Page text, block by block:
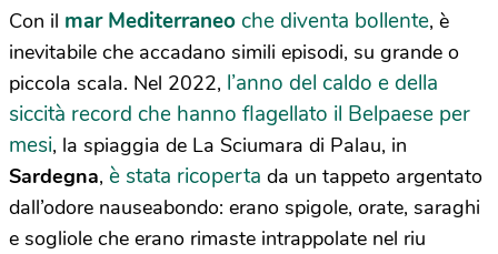
Con il mar Mediterraneo che diventa bollente, è
inevitabile che accadano simili episodi, su grande o
piccola scala. Nel 2022, l’anno del caldo e della
siccità record che hanno flagellato il Belpaese per
mesi, la spiaggia de La Sciumara di Palau, in
Sardegna, è stata ricoperta da un tappeto argentato
dall’odore nauseabondo: erano spigole, orate, saraghi
e sogliole che erano rimaste intrappolate nel riu